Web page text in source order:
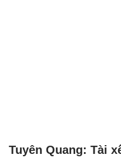
Tuyên Quang: Tài